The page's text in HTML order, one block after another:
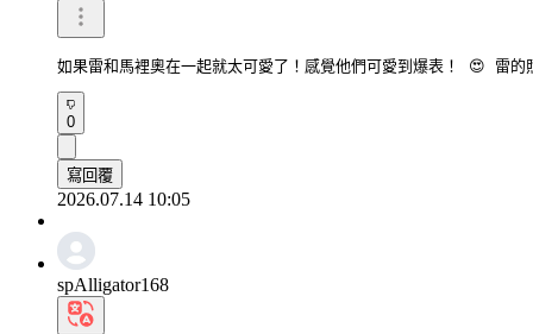
如果雷和馬裡奧在一起就太可愛了！感覺他們可愛到爆表！ 😍 雷的
0
寫回覆
2026.07.14 10:05
spAlligator168